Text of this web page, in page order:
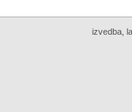
izvedba,